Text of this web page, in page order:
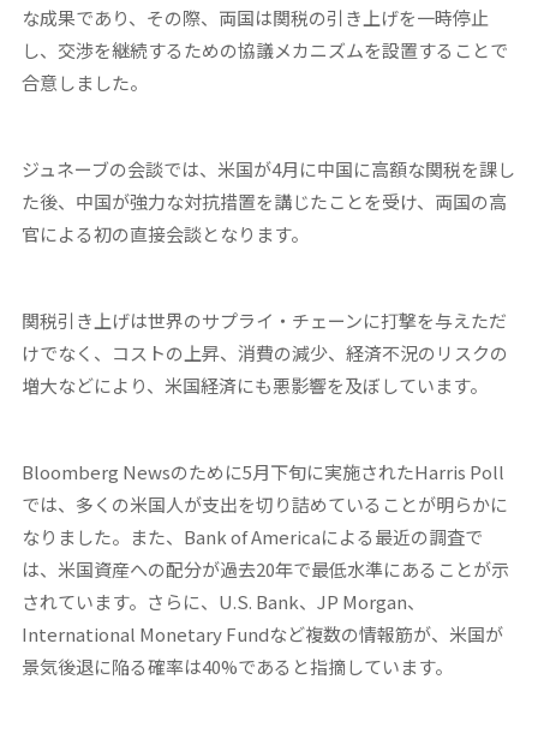
な成果であり、その際、両国は関税の引き上げを一時停止
し、交渉を継続するための協議メカニズムを設置することで
合意しました。
ジュネーブの会談では、米国が4月に中国に高額な関税を課し
た後、中国が強力な対抗措置を講じたことを受け、両国の高
官による初の直接会談となります。
関税引き上げは世界のサプライ・チェーンに打撃を与えただ
けでなく、コストの上昇、消費の減少、経済不況のリスクの
増大などにより、米国経済にも悪影響を及ぼしています。
Bloomberg Newsのために5月下旬に実施されたHarris Poll
では、多くの米国人が支出を切り詰めていることが明らかに
なりました。また、Bank of Americaによる最近の調査で
は、米国資産への配分が過去20年で最低水準にあることが示
されています。さらに、U.S. Bank、JP Morgan、
International Monetary Fundなど複数の情報筋が、米国が
景気後退に陥る確率は40%であると指摘しています。